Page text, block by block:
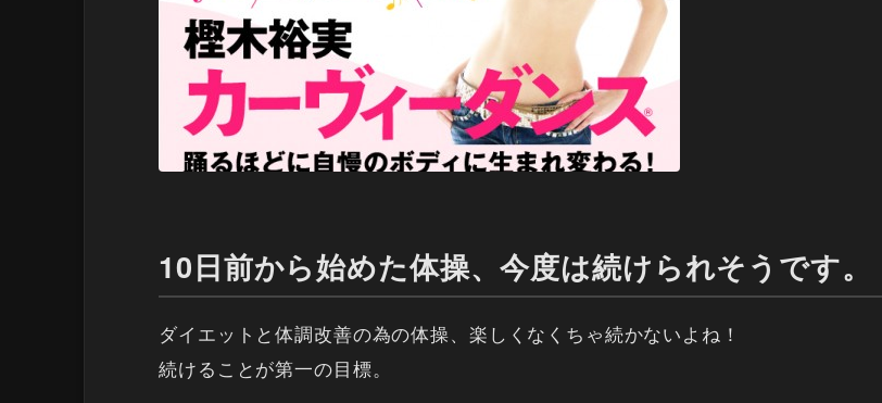
10日前から始めた体操、今度は続けられそうです。
ダイエットと体調改善の為の体操、楽しくなくちゃ続かないよね！
続けることが第一の目標。